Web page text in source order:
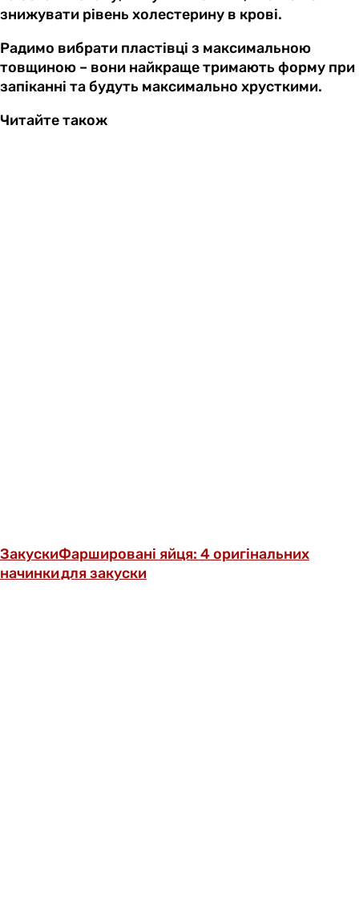
знижувати рівень холестерину в крові.
Радимо вибрати пластівці з максимальною
товщиною – вони найкраще тримають форму при
запіканні та будуть максимально хрусткими.
Читайте також
ЗакускиФаршировані яйця: 4 оригінальних
начинки для закуски